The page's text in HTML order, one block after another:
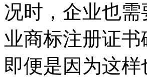
况时，企业也
业商标注册证
即便是因为这